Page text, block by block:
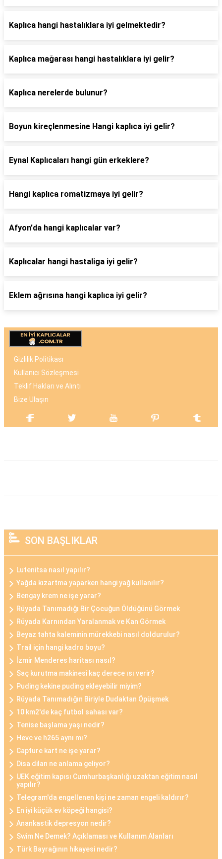
Kaplıca hangi hastalıklara iyi gelmektedir?
Kaplıca mağarası hangi hastalıklara iyi gelir?
Kaplıca nerelerde bulunur?
Boyun kireçlenmesine Hangi kaplıca iyi gelir?
Eynal Kaplıcaları hangi gün erkeklere?
Hangi kaplıca romatizmaya iyi gelir?
Afyon'da hangi kaplıcalar var?
Kaplıcalar hangi hastaliga iyi gelir?
Eklem ağrısına hangi kaplıca iyi gelir?
Gizlilik Politikası
Kullanıcı Sözleşmesi
Teklif Hakları ve Alıntı
Bize Ulaşın
SON BAŞLIKLAR
Lutenitsa nasıl yapılır?
Yağda kızartma yaparken hangi yağ kullanılır?
Bengay krem ne işe yarar?
Rüyada Tanımadığı Bir Çocuğun Öldüğünü Görmek
Rüyada Karnından Yaralanmak ve Kan Görmek
Beyaz tahta kaleminin mürekkebi nasıl doldurulur?
Trail için hangi kadro boyu?
İzmir Menderes haritası nasıl?
Saç kurutma makinesi kaç derece ısı verir?
Puding kekine puding ekleyebilir miyim?
Rüyada Tanımadığın Biriyle Dudaktan Öpüşmek
10 km2'de kaç futbol sahası var?
Tenise başlama yaşı nedir?
Hevc ve h265 aynı mı?
Capture kart ne işe yarar?
Disa dilan ne anlama geliyor?
UEK eğitim kapısı Cumhurbaşkanlığı uzaktan eğitim nasıl
yapılır?
Telegram'da engellenen kişi ne zaman engeli kaldırır?
En iyi küçük ev köpeği hangisi?
Anankastik depresyon nedir?
Swim Ne Demek? Açıklaması ve Kullanım Alanları
Türk Bayrağının hikayesi nedir?